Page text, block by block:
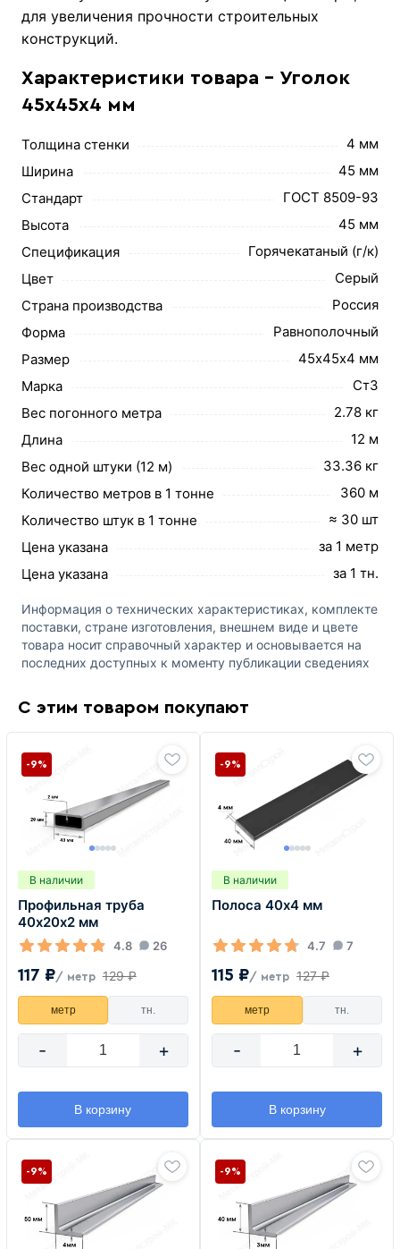
для увеличения прочности строительных
конструкций.
Характеристики товара - Уголок
45х45х4 мм
Толщина стенки
4 мм
Ширина
45 мм
Стандарт
ГОСТ 8509-93
Высота
45 мм
Спецификация
Горячекатаный (г/к)
Цвет
Серый
Страна производства
Россия
Форма
Равнополочный
Размер
45х45х4 мм
Марка
Ст3
Вес погонного метра
2.78 кг
Длина
12 м
Вес одной штуки (12 м)
33.36 кг
Количество метров в 1 тонне
360 м
Количество штук в 1 тонне
≈ 30 шт
Цена указана
за 1 метр
Цена указана
за 1 тн.
Информация о технических характеристиках, комплекте
поставки, стране изготовления, внешнем виде и цвете
товара носит справочный характер и основывается на
последних доступных к моменту публикации сведениях
С этим товаром покупают
В наличии
Профильная труба
40х20х2 мм
4.8 26
117 ₽/ метр 129 ₽
-9%
метр тн.
- +
В корзину
В наличии
Полоса 40х4 мм
4.7 7
115 ₽/ метр 127 ₽
-9%
метр тн.
- +
В корзину
-9% -9%